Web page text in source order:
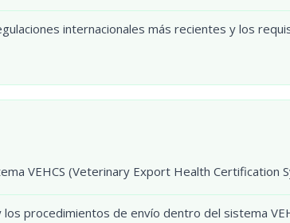
internacionales más recientes y los
VEHCS (Veterinary Export Health Certification
procedimientos de envío dentro del sistema